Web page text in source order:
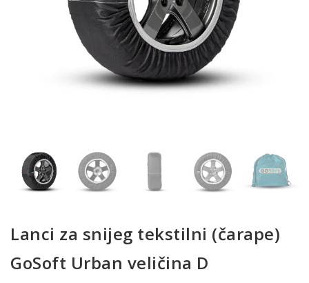
Lanci za snijeg tekstilni (čarape)
GoSoft Urban veličina D